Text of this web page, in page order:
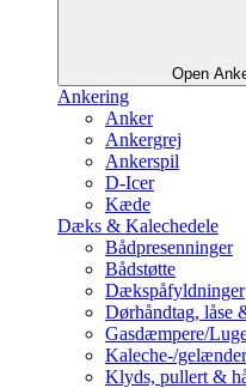
Open
Ankering
Anker
Ankergrej
Ankerspil
D-Icer
Kæde
Dæks & Kalechedele
Bådpresenninger
Bådstøtte
Dækspåfyldninger
Dørhåndtag, låse
Gasdæmpere/
Kaleche-/
Klyds, pullert &